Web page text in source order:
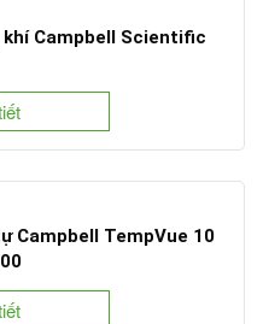
Campbell Scientific
Campbell TempVue 10